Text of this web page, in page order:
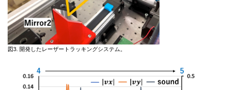
図3. 開発したレーザートラッキングシステム。